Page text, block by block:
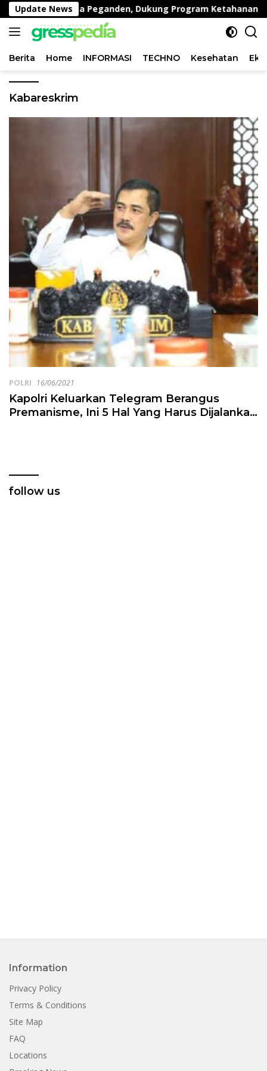
Langsung
ke
konten
Update News
di Desa Peganden, Dukung Program Ketahanan
Berita Home INFORMASI TECHNO Kesehatan
Kabareskrim
POLRI 16/06/2021
Kapolri Keluarkan Telegram Berangus
Premanisme, Ini 5 Hal Yang Harus Dijalankan
follow us
Information
Privacy Policy
Terms & Conditions
Site Map
FAQ
Locations